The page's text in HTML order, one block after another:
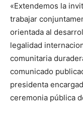
«Extendemos la
trabajar
orientada al
legalidad
comunitaria
comunicado
presidenta
ceremonia pública